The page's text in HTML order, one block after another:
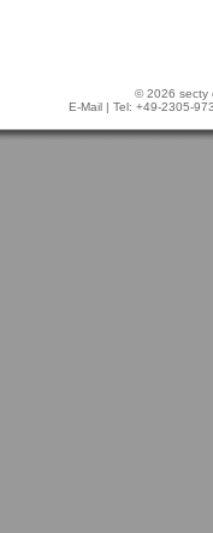
© 2026 secty
E-Mail | Tel: +49-2305-